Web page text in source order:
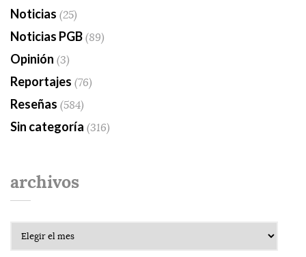
Noticias (25)
Noticias PGB(89)
Opinión (3)
Reportajes (76)
Reseñas (584)
Sin categoría (316)
archivos